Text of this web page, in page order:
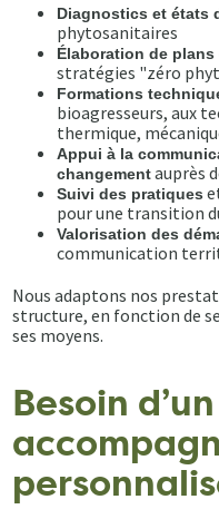
Diagnostics et états
phytosanitaires
Élaboration de
stratégies "zéro
Formations
bioagresseurs, aux
thermique,
Appui à la
changementauprès
Suivi des pratiques
pour une transition
Valorisation des
communication
Nous adaptons nos
structure, en fonction de
ses moyens.
Besoin d’un